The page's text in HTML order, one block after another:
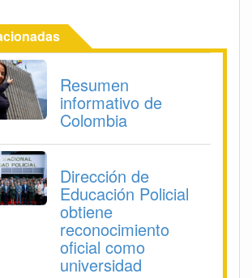
Resumen
informativo de
Colombia
Dirección de
Educación Policial
obtiene
reconocimiento
oficial como
universidad